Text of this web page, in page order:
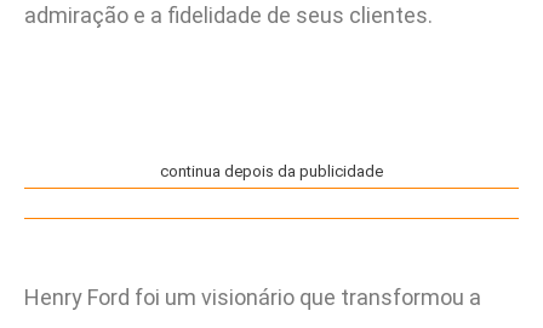
admiração e a fidelidade de seus clientes.
continua depois da publicidade
Henry Ford foi um visionário que transformou a